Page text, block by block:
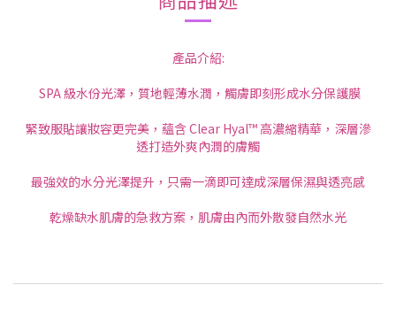
產品介紹:
SPA 級水份光澤，質地輕薄水潤，觸膚即刻形成水分保護膜
緊致服貼讓妝容更完美，蘊含 Clear Hyal™ 高濃縮精華，深層滲
透打造外爽內潤的膚觸
最強效的水分光澤提升，只需一滴即可達成深層保濕與透亮感
乾燥缺水肌膚的急救方案，肌膚由內而外散發自然水光